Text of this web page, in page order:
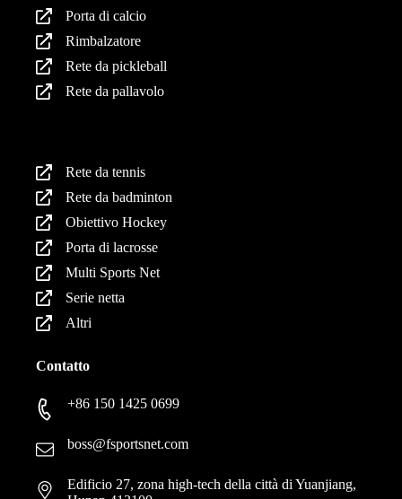
Porta di calcio
Rimbalzatore
Rete da pickleball
Rete da pallavolo
Rete da tennis
Rete da badminton
Obiettivo Hockey
Porta di lacrosse
Multi Sports Net
Serie netta
Altri
Contatto
+86 150 1425 0699
boss@fsportsnet.com
Edificio 27, zona high-tech della città di Yuanjiang,